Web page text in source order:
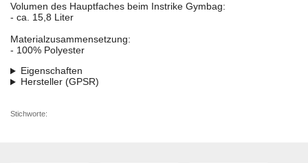
Volumen des Hauptfaches beim Instrike Gymbag:
- ca. 15,8 Liter
Materialzusammensetzung:
- 100% Polyester
Eigenschaften
Hersteller (GPSR)
Stichworte: